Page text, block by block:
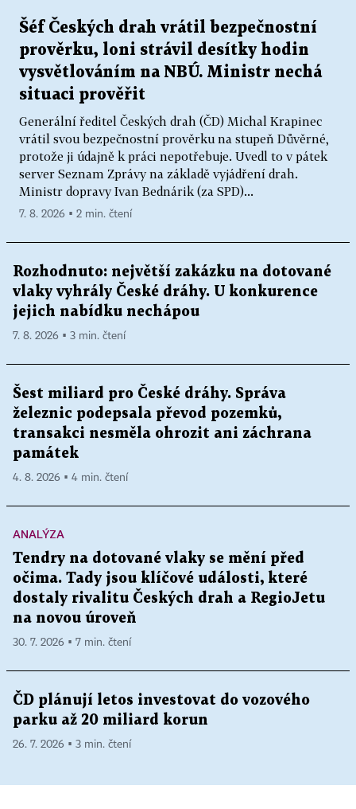
Šéf Českých drah vrátil bezpečnostní
prověrku, loni strávil desítky hodin
vysvětlováním na NBÚ. Ministr nechá
situaci prověřit
Generální ředitel Českých drah (ČD) Michal Krapinec
vrátil svou bezpečnostní prověrku na stupeň Důvěrné,
protože ji údajně k práci nepotřebuje. Uvedl to v pátek
server Seznam Zprávy na základě vyjádření drah.
Ministr dopravy Ivan Bednárik (za SPD)...
7. 8. 2026 ▪ 2 min. čtení
Rozhodnuto: největší zakázku na dotované
vlaky vyhrály České dráhy. U konkurence
jejich nabídku nechápou
7. 8. 2026 ▪ 3 min. čtení
Šest miliard pro České dráhy. Správa
železnic podepsala převod pozemků,
transakci nesměla ohrozit ani záchrana
památek
4. 8. 2026 ▪ 4 min. čtení
ANALÝZA
Tendry na dotované vlaky se mění před
očima. Tady jsou klíčové události, které
dostaly rivalitu Českých drah a RegioJetu
na novou úroveň
30. 7. 2026 ▪ 7 min. čtení
ČD plánují letos investovat do vozového
parku až 20 miliard korun
26. 7. 2026 ▪ 3 min. čtení